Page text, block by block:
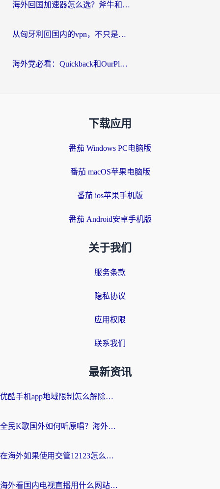
海外回国加速器怎么选？斧牛和海龟哪个好？一篇帮你避开坑的实用指南
从匈牙利回国内的vpn，不只是为了刷剧那么简单
海外党必看：Quickback和OurPlay好用吗？3分钟选对回国加速器，无缝刷剧玩游戏
下载应用
番茄 Windows PC电脑版
番茄 macOS苹果电脑版
番茄 ios苹果手机版
番茄 Android安卓手机版
关于我们
服务条款
隐私协议
应用权限
联系我们
最新资讯
优酷手机app地域限制怎么解除？海外党亲测有效的追剧方案
全民K歌国外如何听原唱？海外党亲测有效的回国加速器选择指南
在海外如果使用交管12123怎么处理？留学生亲测有效的回国加速方案
海外看国内电视直播用什么网站比较好？一篇解决你所有追剧难题的实用指南